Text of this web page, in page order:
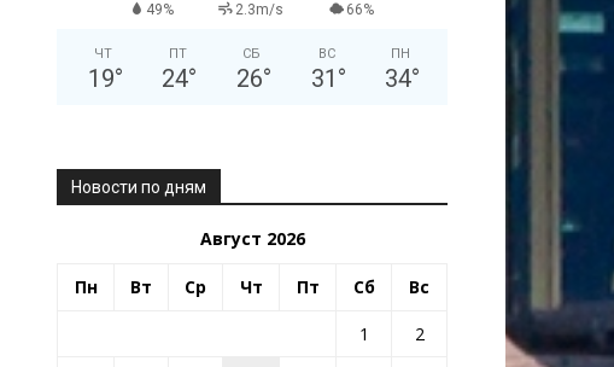
49% 2.3m/s 66%
ЧТ
19°
ПТ
24°
СБ
26°
ВС
31 °
ПН
34°
Новости по дням
Август 2026
Пн Вт Ср Чт Пт Сб Вс
1
2